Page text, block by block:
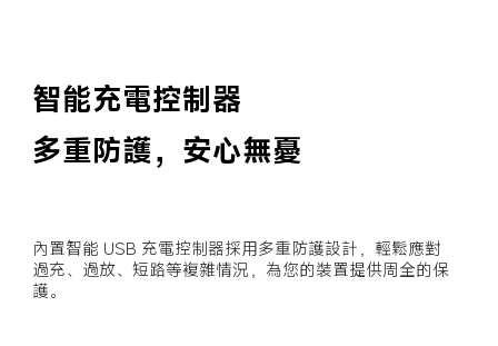
智能充電控制器
多重防護，安心無憂
內置智能 USB 充電控制器採用多重防護設計，輕鬆應對
過充、過放、短路等複雜情況，為您的裝置提供周全的保
護。